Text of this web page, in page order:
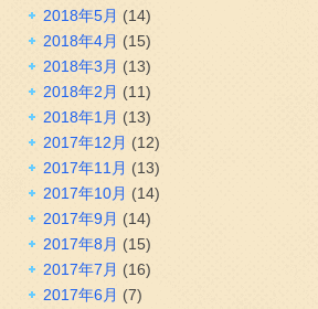
2018年5月 (14)
2018年4月 (15)
2018年3月 (13)
2018年2月 (11)
2018年1月 (13)
2017年12月 (12)
2017年11月 (13)
2017年10月 (14)
2017年9月 (14)
2017年8月 (15)
2017年7月 (16)
2017年6月 (7)